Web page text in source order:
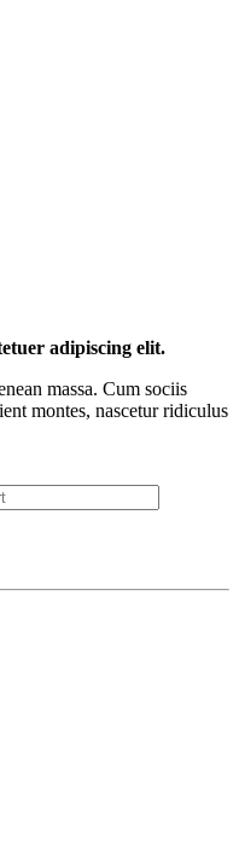
adipiscing elit.
massa. Cum sociis
montes, nascetur ridiculus